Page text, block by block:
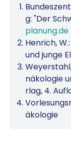
g: "Der
planung.de
Henrich,
und junge
näkologie
rlag, 4.
äkologie